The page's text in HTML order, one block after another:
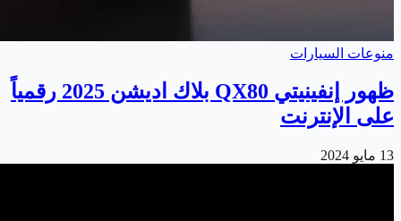
منوعات السيارات
ظهور إنفينيتي QX80 بلاك اديشن 2025 رقمياً
على الإنترنت
13 مايو 2024